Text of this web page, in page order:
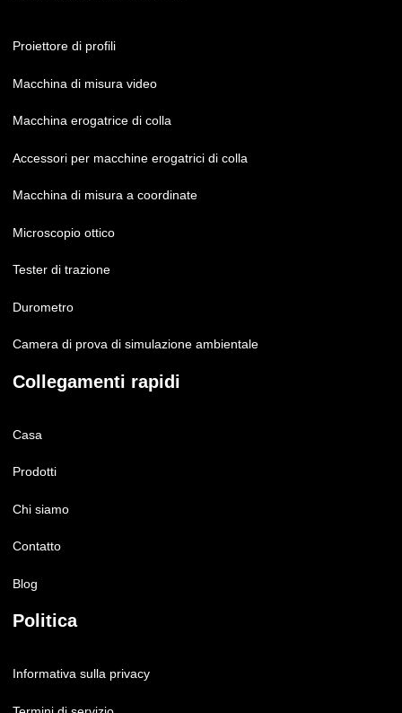
Proiettore di profili
Macchina di misura video
Macchina erogatrice di colla
Accessori per macchine erogatrici di colla
Macchina di misura a coordinate
Microscopio ottico
Tester di trazione
Durometro
Camera di prova di simulazione ambientale
Collegamenti rapidi
Casa
Prodotti
Chi siamo
Contatto
Blog
Politica
Informativa sulla privacy